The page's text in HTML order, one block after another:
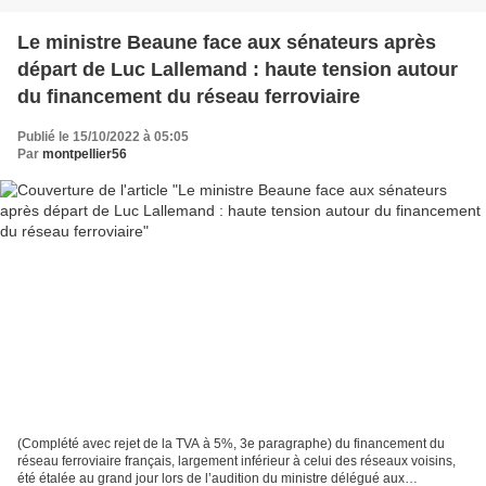
Le ministre Beaune face aux sénateurs après
départ de Luc Lallemand : haute tension autour
du financement du réseau ferroviaire
Publié le 15/10/2022 à 05:05
Par montpellier56
(Complété avec rejet de la TVA à 5%, 3e paragraphe) du financement du
réseau ferroviaire français, largement inférieur à celui des réseaux voisins,
été étalée au grand jour lors de l’audition du ministre délégué aux